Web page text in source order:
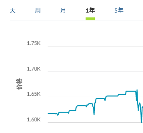
天 周 月 1年 5年
价格
1.60K
1.65K
1.70K
1.75K